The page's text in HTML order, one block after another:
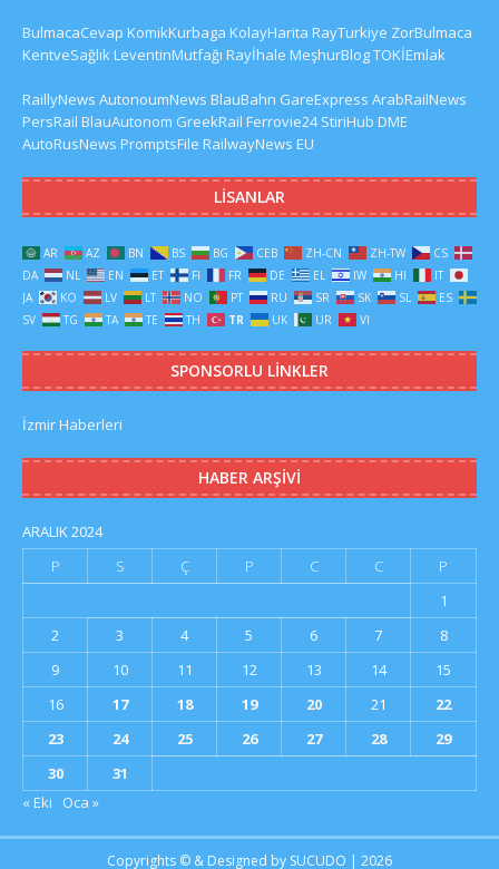
BulmacaCevap KomikKurbaga KolayHarita RayTurkiye ZorBulmaca
KentveSağlıkLeventinMutfağı Rayİhale MeşhurBlogTOKİEmlak
RaillyNews AutonoumNews BlauBahn GareExpress ArabRailNews
PersRail BlauAutonom GreekRail Ferrovie24 StiriHub DME
AutoRusNews PromptsFile RailwayNews EU
LISANLAR
AR AZ BN BS BG CEB ZH-CN ZH-TW
CS
DA
NL EN ET FI FR DE EL IW HI
IT
JA
KO LV LT NO PT RU SR SK SL
ES
SV
TG TA TE TH TR UK UR VI
SPONSORLU LINKLER
İzmir Haberleri
HABER ARŞIVI
ARALIK 2024
P
S Ç P C C
P
1
2
3 4 5 6 7
8
9
10 11 12 13 14
15
16
17 18 19 20 21
22
23
24 25 26 27 28
29
30
31
« Eki
Oca »
Copyrights © & Designed by SUCUDO | 2026